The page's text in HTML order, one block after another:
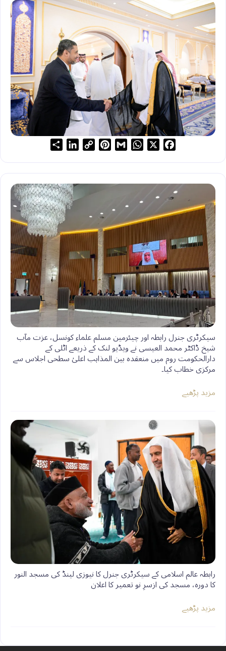
c
e
b
o
o
k
X
W
h
a
t
A
p
p
G
m
a
i
P
n
t
e
s
t
C
p
y
L
k
L
n
k
e
d
I
n
a
r
e
سیکرٹری جنرل رابطہ اور چیئرمین مسلم علماء کونسل، عزت مآب
شیخ ڈاکٹر محمد العیسی نے ویڈیو لنک کے ذریعے اٹلی کے
دارالحکومت روم میں منعقدہ بین المذاہب اعلیٰ سطحی اجلاس سے
مرکزی خطاب کیا۔
مزید پڑھیے
رابطہ عالم اسلامی کے سیکرٹری جنرل کا نیوزی لینڈ کی مسجد النور
کا دورہ، مسجد کی ازسرِ نو تعمیر کا اعلان
مزید پڑھیے